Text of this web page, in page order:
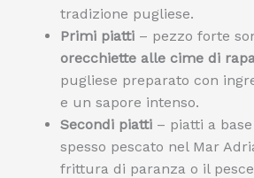
tradizione pugliese.
Primi piatti – pezzo forte
orecchiette alle cime di
pugliese preparato con
e un sapore intenso.
Secondi piatti – piatti a
spesso pescato nel Mar
frittura di paranza o il